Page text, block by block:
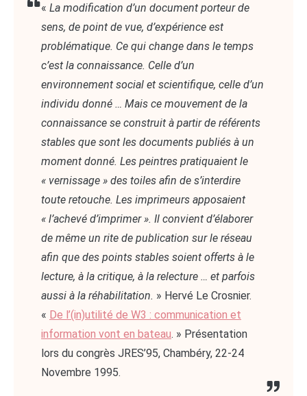
« La modification d’un document porteur de
sens, de point de vue, d’expérience est
problématique. Ce qui change dans le temps
c’est la connaissance. Celle d’un
environnement social et scientifique, celle d’un
individu donné … Mais ce mouvement de la
connaissance se construit à partir de référents
stables que sont les documents publiés à un
moment donné. Les peintres pratiquaient le
« vernissage » des toiles afin de s’interdire
toute retouche. Les imprimeurs apposaient
« l’achevé d’imprimer ». Il convient d’élaborer
de même un rite de publication sur le réseau
afin que des points stables soient offerts à le
lecture, à la critique, à la relecture … et parfois
aussi à la réhabilitation. » Hervé Le Crosnier.
« De l’(in)utilité de W3 : communication et
information vont en bateau. » Présentation
lors du congrès JRES’95, Chambéry, 22-24
Novembre 1995.